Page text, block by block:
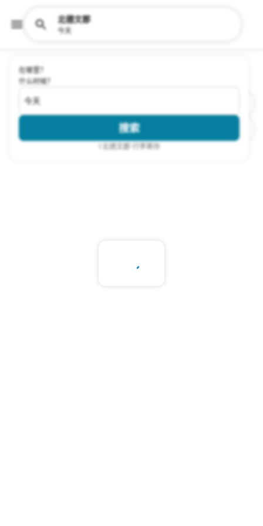
在哪里？
什么时候？
今天
搜索
北德文郡 行李寄存
北德文郡
今天